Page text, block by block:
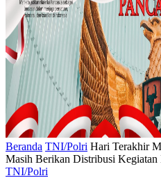
Beranda TNI/Polri Hari Terakhir
Masih Berikan Distribusi Kegiatan
TNI/Polri